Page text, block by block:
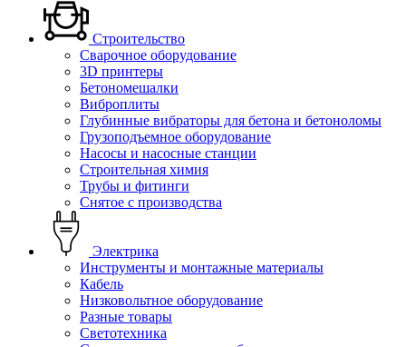
Строительство
Сварочное оборудование
3D принтеры
Бетономешалки
Виброплиты
Глубинные вибраторы для бетона и бетоноломы
Грузоподъемное оборудование
Насосы и насосные станции
Строительная химия
Трубы и фитинги
Снятое с производства
Электрика
Инструменты и монтажные материалы
Кабель
Низковольтное оборудование
Разные товары
Светотехника